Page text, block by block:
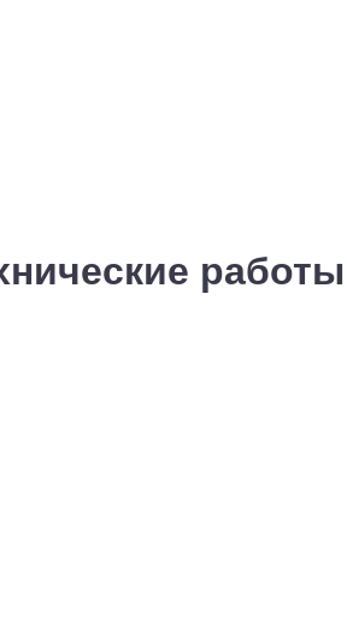
работы